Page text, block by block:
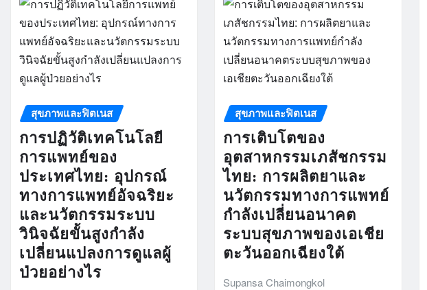
สุขภาพและฟิตเนส
การปฏิวัติเทคโนโลยี
การแพทย์ของ
ประเทศไทย: อุปกรณ์
ทางการแพทย์อัจฉริยะ
และนวัตกรรมระบบ
วินิจฉัยขั้นสูงกำลัง
เปลี่ยนแปลงการดูแลผู้
ป่วยอย่างไร
สุขภาพและฟิตเนส
การเติบโตของ
อุตสาหกรรมเภสัชกรรม
ไทย: การผลิตยาและ
นวัตกรรมทางการแพทย์
กำลังเปลี่ยนอนาคต
ระบบสุขภาพของเอเชีย
ตะวันออกเฉียงใต้
Supansa Chaimongkol